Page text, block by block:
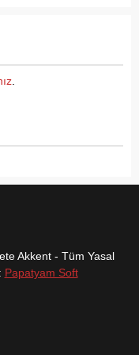
ve projenin ihale
inşaat...
.
Akkent - Tüm Yasal
Papatyam Soft